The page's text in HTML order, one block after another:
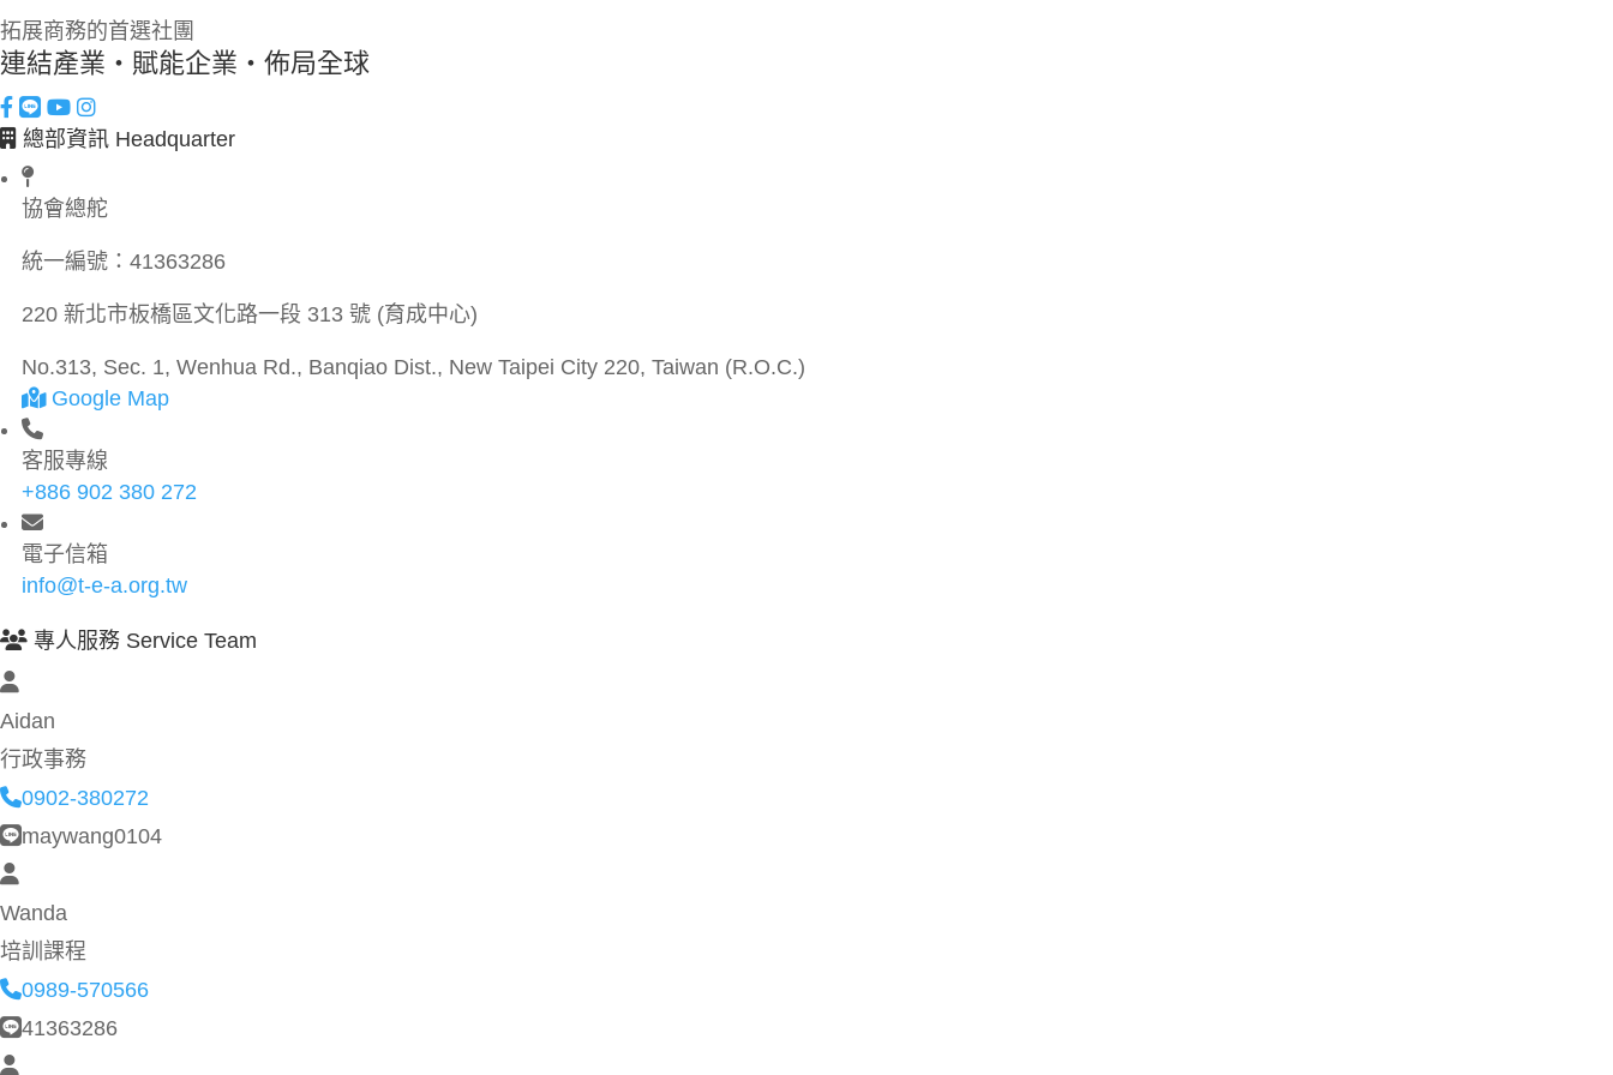
拓展商務的首選社團
連結產業・賦能企業・佈局全球
總部資訊 Headquarter
協會總舵
統一編號： 41363286
220 新北市板橋區文化路一段 313 號 (育成中心)
No.313, Sec. 1, Wenhua Rd., Banqiao Dist., New Taipei City 220, Taiwan (R.O.C.)
Google Map
客服專線
+886 902 380 272
電子信箱
info@t-e-a.org.tw
專人服務 Service Team
Aidan
行政事務
0902-380272
maywang0104
Wanda
培訓課程
0989-570566
41363286